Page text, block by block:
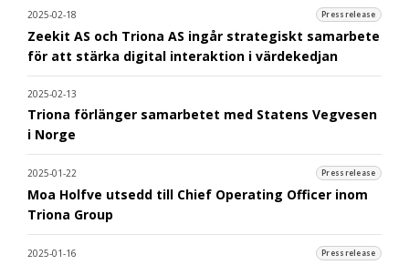
2025-02-18 Pressrelease
Zeekit AS och Triona AS ingår strategiskt samarbete
för att stärka digital interaktion i värdekedjan
2025-02-13
Triona förlänger samarbetet med Statens Vegvesen
i Norge
2025-01-22 Pressrelease
Moa Holfve utsedd till Chief Operating Officer inom
Triona Group
2025-01-16 Pressrelease